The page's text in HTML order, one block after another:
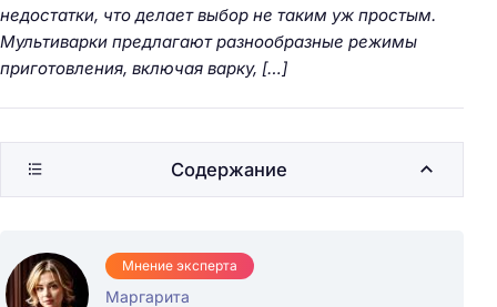
недостатки, что делает выбор не таким уж простым.
Мультиварки предлагают разнообразные режимы
приготовления, включая варку, […]
Мнение эксперта
Маргарита
Содержание